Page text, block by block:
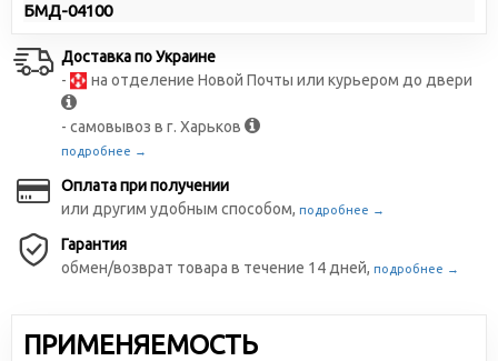
БМД-04100
Доставка по Украине
-
на отделение Новой Почты или курьером до двери
- самовывоз в г. Харьков
подробнее →
Оплата при получении
или другим удобным способом, подробнее →
Гарантия
обмен/возврат товара в течение 14 дней, подробнее →
ПРИМЕНЯЕМОСТЬ